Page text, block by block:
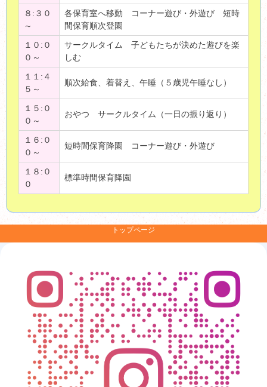
８:３０
～
各保育室へ移動 コーナー遊び・外遊び 短時
間保育順次登園
１０:０
０～
サークルタイム 子どもたちが決めた遊びを楽
しむ
１１:４
５～
順次給食、着替え、午睡（５歳児午睡なし）
１５:０
０～
おやつ サークルタイム（一日の振り返り）
１６:０
０～
短時間保育降園 コーナー遊び・外遊び
１８:０
０
標準時間保育降園
トップページ